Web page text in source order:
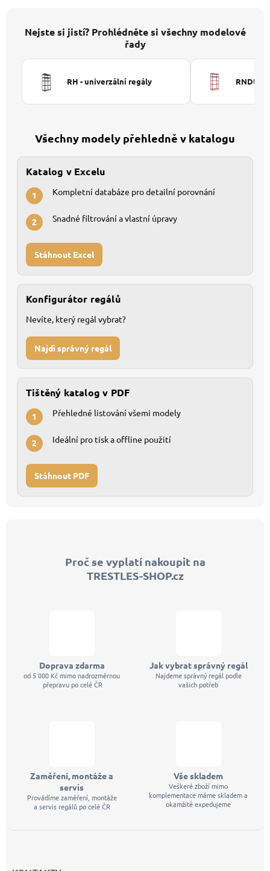
Nejste si jistí? Prohlédněte si všechny modelové
řady
RH - univerzální regály RNDU-
Všechny modely přehledně v katalogu
Katalog v Excelu
1 Kompletní databáze pro detailní porovnání
2 Snadné filtrování a vlastní úpravy
Stáhnout Excel
Konfigurátor regálů
Nevíte, který regál vybrat?
Najdi správný regál
Tištěný katalog v PDF
1 Přehledné listování všemi modely
2 Ideální pro tisk a offline použití
Stáhnout PDF
Proč se vyplatí nakoupit na
TRESTLES-SHOP.cz
Doprava zdarma
od 5 000 Kč mimo nadrozměrnou
přepravu po celé ČR
Jak vybrat správný regál
Najdeme správný regál podle
vašich potřeb
Zaměření, montáže a
servis
Provádíme zaměření, montáže
a servis regálů po celé ČR
Vše skladem
Veškeré zboží mimo
komplementace máme skladem a
okamžitě expedujeme